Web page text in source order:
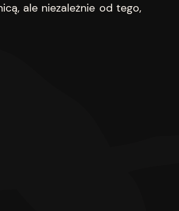
ale niezależnie od tego,